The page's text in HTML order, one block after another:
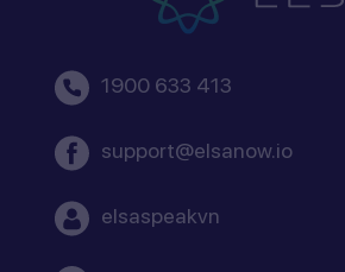
1900 633 413
support@elsanow.io
elsaspeakvn